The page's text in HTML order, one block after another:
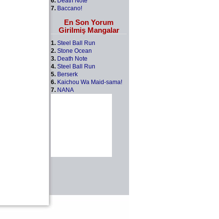
7. Baccano!
En Son Yorum
Girilmiş Mangalar
1. Steel Ball Run
2. Stone Ocean
3. Death Note
4. Steel Ball Run
5. Berserk
6. Kaichou Wa Maid-sama!
7. NANA